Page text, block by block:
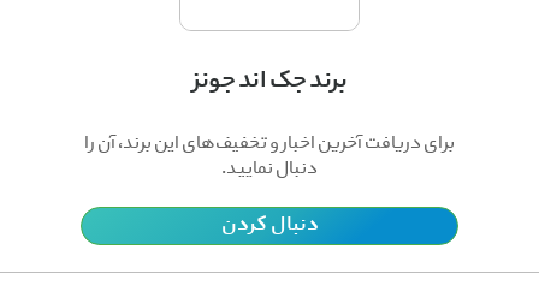
برند جک اند جونز
برای دریافت آخرین اخبار و تخفیف‌های این برند، آن را
دنبال نمایید.
دنبال کردن